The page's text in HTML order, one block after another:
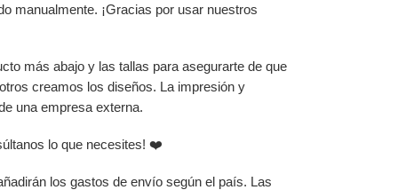
manualmente. ¡Gracias por usar nuestros
más abajo y las tallas para asegurarte de que
creamos los diseños. La impresión y
una empresa externa.
lo que necesites! ❤️
los gastos de envío según el país. Las